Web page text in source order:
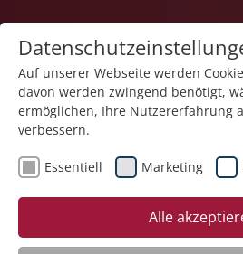
19.12.2025
Nadine Löhlein –
der Pflege
Auf unserer Webseite werden
davon werden zwingend benötigt,
ermöglichen, Ihre Nutzererfahrung
verbessern.
Essentiell Marketing
Alle